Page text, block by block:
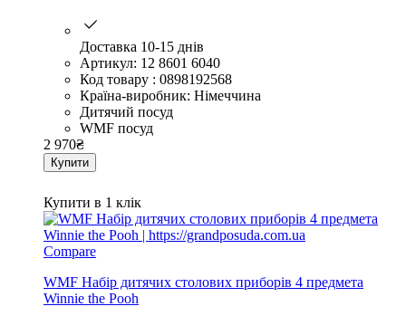
Доставка 10-15 днів
Артикул: 12 8601 6040
Код товару : 0898192568
Країна-виробник: Німеччина
Дитячий посуд
WMF посуд
2 970₴
Купити
Купити в 1 клік
Compare
WMF Набір дитячих столових приборів 4 предмета
Winnie the Pooh